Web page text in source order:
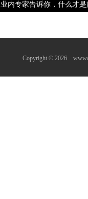
业内专家告诉你，什么才是
Copyright © 2026